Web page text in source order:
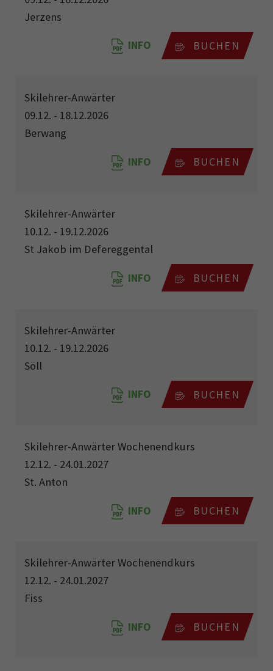
Jerzens
INFO BUCHEN
Skilehrer-Anwärter
09.12. - 18.12.2026
Berwang
INFO BUCHEN
Skilehrer-Anwärter
10.12. - 19.12.2026
St Jakob im Defereggental
INFO BUCHEN
Skilehrer-Anwärter
10.12. - 19.12.2026
Söll
INFO BUCHEN
Skilehrer-Anwärter Wochenendkurs
12.12. - 24.01.2027
St. Anton
INFO BUCHEN
Skilehrer-Anwärter Wochenendkurs
12.12. - 24.01.2027
Fiss
INFO BUCHEN